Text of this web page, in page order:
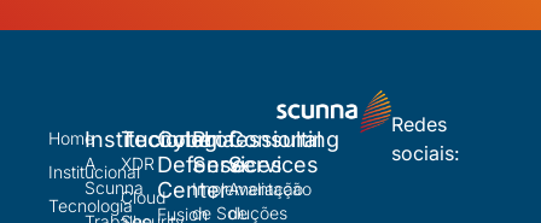
Redes
sociais:
Home
Institucional
Tecnologia
Institucional
A
Scunna
Tecnologia
XDR
Cloud
Cyber
Defense
Center
Fusion
Professional
Services
Implementação
de Soluções
Consulting
Services
Avaliação
de